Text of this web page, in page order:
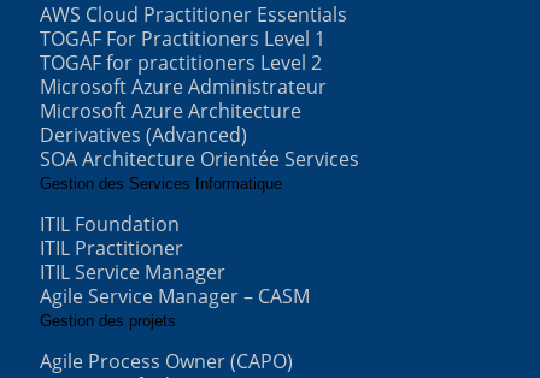
AWS Cloud Practitioner Essentials
TOGAF For Practitioners Level 1
TOGAF for practitioners Level 2
Microsoft Azure Administrateur
Microsoft Azure Architecture
Derivatives (Advanced)
SOA Architecture Orientée Services
Gestion des Services Informatique
ITIL Foundation
ITIL Practitioner
ITIL Service Manager
Agile Service Manager – CASM
Gestion des projets
Agile Process Owner (CAPO)